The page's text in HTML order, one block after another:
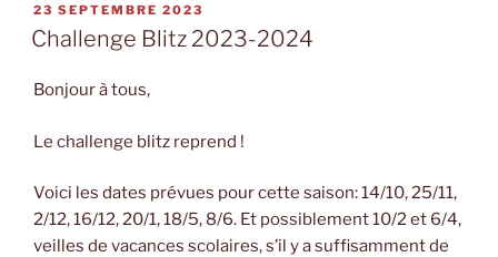
PUBLIÉ
LE
23 SEPTEMBRE 2023
Challenge Blitz 2023-2024
Bonjour à tous,
Le challenge blitz reprend !
Voici les dates prévues pour cette saison: 14/10, 25/11,
2/12, 16/12, 20/1, 18/5, 8/6. Et possiblement 10/2 et 6/4,
veilles de vacances scolaires, s’il y a suffisamment de